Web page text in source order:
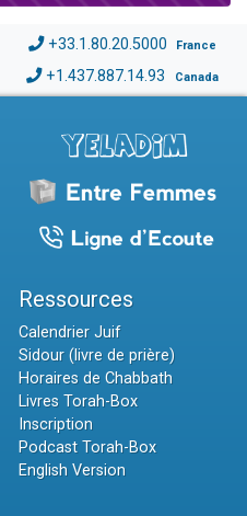
+33.1.80.20.5000 France
+1.437.887.14.93 Canada
Ressources
Calendrier Juif
Sidour (livre de prière)
Horaires de Chabbath
Livres Torah-Box
Inscription
Podcast Torah-Box
English Version